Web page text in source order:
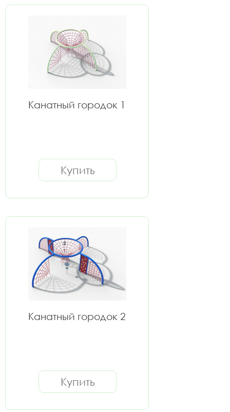
Канатный городок 1
Купить
Канатный городок 2
Купить